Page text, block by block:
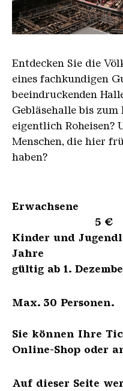
Der
Copyright:
Entdecken Sie die
eines fachkundigen
beeindruckenden
Gebläsehalle bis zum
eigentlich Roheisen?
Menschen, die hier
haben?
5 €
Kinder und
Jahre
gültig ab 1.
Max. 30 Personen.
Sie können Ihre
Online-Shop oder
Auf dieser Seite